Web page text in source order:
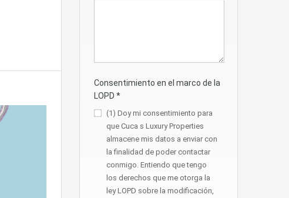
Consentimiento en el marco de la
LOPD *
(1) Doy mi consentimiento para
que Cuca s Luxury Properties
almacene mis datos a enviar con
la finalidad de poder contactar
conmigo. Entiendo que tengo
los derechos que me otorga la
ley LOPD sobre la modificación,